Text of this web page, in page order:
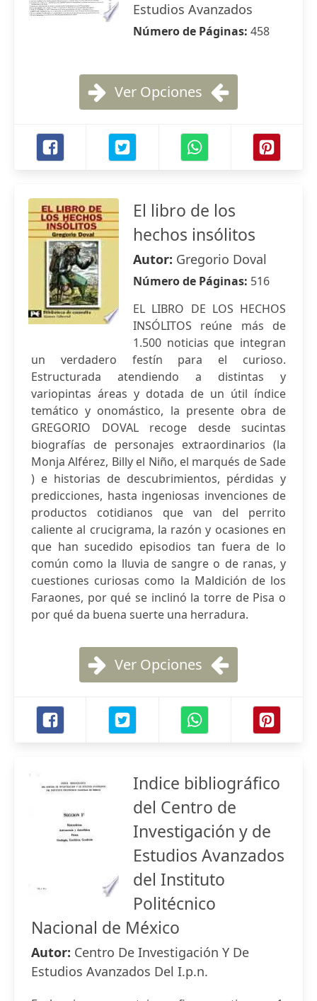
Estudios Avanzados
Número de Páginas: 458
Ver Opciones
El libro de los
hechos insólitos
Autor: Gregorio Doval
Número de Páginas: 516
EL LIBRO DE LOS HECHOS
INSÓLITOS reúne más de
1.500 noticias que integran
un verdadero festín para el curioso.
Estructurada atendiendo a distintas y
variopintas áreas y dotada de un útil índice
temático y onomástico, la presente obra de
GREGORIO DOVAL recoge desde sucintas
biografías de personajes extraordinarios (la
Monja Alférez, Billy el Niño, el marqués de Sade
) e historias de descubrimientos, pérdidas y
predicciones, hasta ingeniosas invenciones de
productos cotidianos que van del perrito
caliente al crucigrama, la razón y ocasiones en
que han sucedido episodios tan fuera de lo
común como la lluvia de sangre o de ranas, y
cuestiones curiosas como la Maldición de los
Faraones, por qué se inclinó la torre de Pisa o
por qué da buena suerte una herradura.
Ver Opciones
Indice bibliográfico
del Centro de
Investigación y de
Estudios Avanzados
del Instituto
Politécnico
Nacional de México
Autor: Centro De Investigación Y De
Estudios Avanzados Del I.p.n.